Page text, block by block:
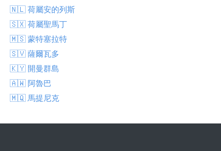
🇳🇱 荷屬安的列斯
🇸🇽 荷屬聖馬丁
🇲🇸 蒙特塞拉特
🇸🇻 薩爾瓦多
🇰🇾 開曼群島
🇦🇼 阿魯巴
🇲🇶 馬提尼克